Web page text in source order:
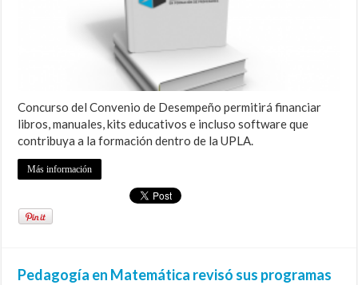
Concurso del Convenio de Desempeño permitirá financiar
libros, manuales, kits educativos e incluso software que
contribuya a la formación dentro de la UPLA.
Más información
Pedagogía en Matemática revisó sus programas